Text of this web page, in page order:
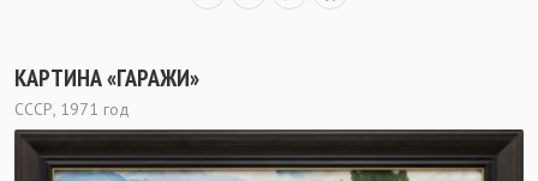
КАРТИНА «ГАРАЖИ»
СССР, 1971 год